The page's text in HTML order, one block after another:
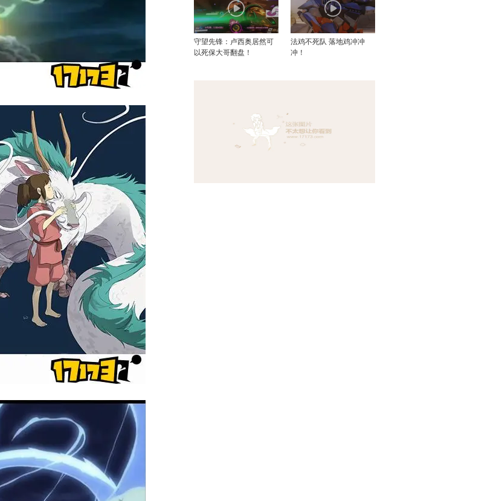
守望先锋：卢西奥居然可
以死保大哥翻盘！
法鸡不死队 落地鸡冲冲
冲！